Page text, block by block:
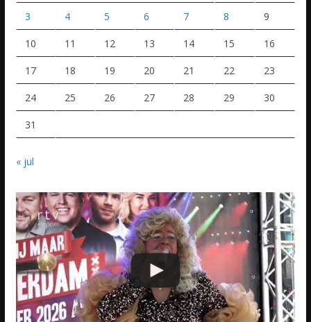
3 4 5 6 7 8 9
10 11 12 13 14 15 16
17 18 19 20 21 22 23
24 25 26 27 28 29 30
31
« jul